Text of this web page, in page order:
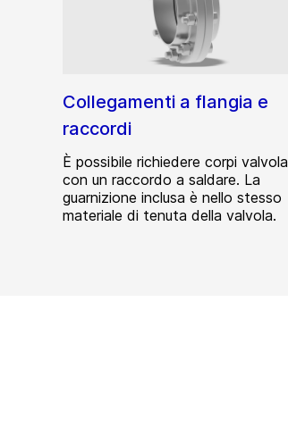
Collegamenti a flangia e
raccordi
È possibile richiedere corpi valvola
con un raccordo a saldare. La
guarnizione inclusa è nello stesso
materiale di tenuta della valvola.